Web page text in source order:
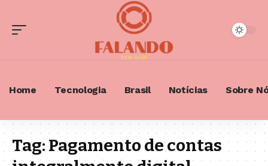
Home Tecnologia Brasil Notícias Sobre
Tag:Pagamento de contas